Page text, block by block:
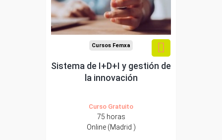
Para todos los sectores.
Cursos Femxa
Sistema de I+D+I y gestión de
la innovación
Curso Gratuito
75 horas
Online (Madrid )